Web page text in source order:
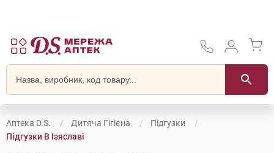
Аптека D.S. Дитяча Гігієна
Підгузки
Підгузки В Ізяславі